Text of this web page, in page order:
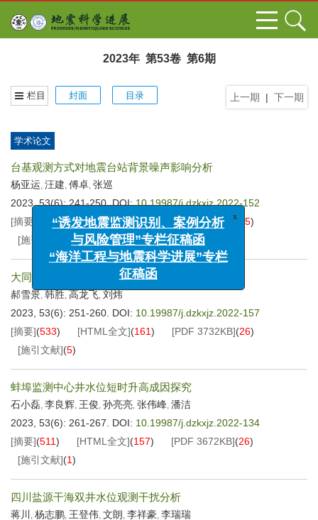
2023年 第53卷 第6期
上一期 | 下一期
栏目 封面 目录
学术论文
台基观测方式对地震台站背景噪声影响分析
杨亚运, 汪建, 傅卓, 张巡
2023, 53(6): 241-250. DOI:10.19987/j.dzkxjz.2022-152
[摘要]
497) [HTML全文](172) [PDF3885KB ]( 45)
[施引文献]
6)
大同站FHD-2B地磁观测数据典型干扰分析
郝雪景, 韩胜, 高龙飞, 刘炜
2023, 53(6): 251-260. DOI: 10.19987/j.dzkxjz.2022-157
[摘要](533) [HTML全文](161) [PDF 3732KB](26)
[施引文献](5)
蚌埠监测中心井水位短时升高成因探究
石小磊, 李良辉, 王俊, 孙亮亮, 张伟峰, 潘洁
2023, 53(6): 261-267.
DOI: 10.19987/j.dzkxjz.2022-134
[摘要](511) [HTML全文](157) [PDF 3672KB](26)
[施引文献](1)
四川盐源干海双井水位观测干扰分析
蒋川 , 杨志鹏, 王登伟, 文朗, 李祥豪, 李瑞瑞
x
“诱发地震监测识别、案例分析
与风险管理”专栏征稿函
“海洋工程与地震科学进展”专栏
征稿函